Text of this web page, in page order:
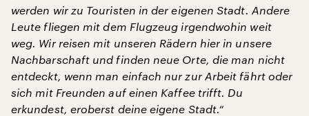
werden wir zu Touristen in der eigenen Stadt. Andere
Leute fliegen mit dem Flugzeug irgendwohin weit
weg. Wir reisen mit unseren Rädern hier in unsere
Nachbarschaft und finden neue Orte, die man nicht
entdeckt, wenn man einfach nur zur Arbeit fährt oder
sich mit Freunden auf einen Kaffee trifft. Du
erkundest, eroberst deine eigene Stadt.“